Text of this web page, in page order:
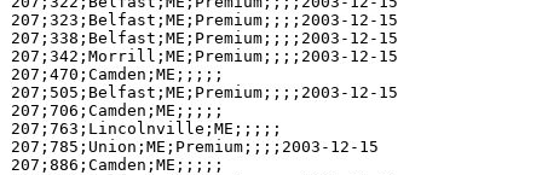
207;323;Belfast;ME;Premium;;;;2003-12-15
207;338;Belfast;ME;Premium;;;;2003-12-15
207;342;Morrill;ME;Premium;;;;2003-12-15
207;470;Camden;ME;;;;;
207;505;Belfast;ME;Premium;;;;2003-12-15
207;706;Camden;ME;;;;;
207;763;Lincolnville;ME;;;;;
207;785;Union;ME;Premium;;;;2003-12-15
207;886;Camden;ME;;;;;